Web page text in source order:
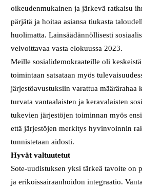
oikeudenmukainen ja järkevä ratkaisu
pärjätä ja hoitaa asiansa tiukasta
huolimatta. Lainsäädännöllisesti
velvoittavaa vasta elokuussa 2023.
Meille sosialidemokraateille oli
toimintaan satsataan myös
järjestöavustuksiin varattua
turvata vantaalaisten ja keravalaisten
tukevien järjestöjen toiminnan myös
että järjestöjen merkitys hyvinvoinnin
tunnistetaan aidosti.
Hyvät valtuutetut
Sote-uudistuksen yksi tärkeä tavoite on
ja erikoissairaanhoidon integraatio.